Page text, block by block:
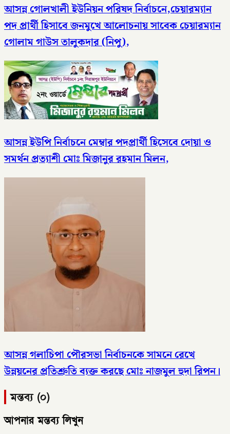
আসন্ন গোলখালী ইউনিয়ন পরিষদ নির্বাচনে,চেয়ারম্যান
পদ প্রার্থী হিসাবে জনমুখে আলোচনায় সাবেক চেয়ারম্যান
গোলাম গাউস তালুকদার (নিপু),
আসন্ন ইউপি নির্বাচনে মেম্বার পদপ্রার্থী হিসেবে দোয়া ও
সমর্থন প্রত্যাশী মোঃ মিজানুর রহমান মিলন,
আসন্ন গলাচিপা পৌরসভা নির্বাচনকে সামনে রেখে
উন্নয়নের প্রতিশ্রুতি ব্যক্ত করছে মোঃ নাজমুল হুদা রিপন।
মন্তব্য (০)
আপনার মন্তব্য লিখুন